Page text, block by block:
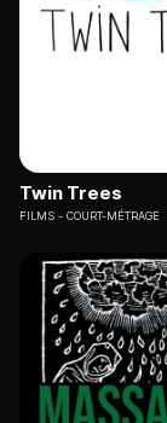
Twin Trees
FILMS COURT-MÉTRAGE